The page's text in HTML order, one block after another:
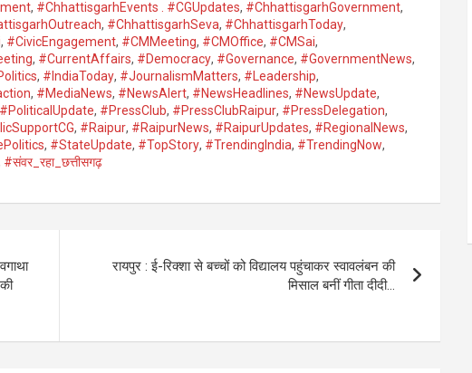
, #ChhattisgarhEvents . #CGUpdates, #ChhattisgarhGovernment,
, #ChhattisgarhSeva, #ChhattisgarhToday,
, #CivicEngagement, #CMMeeting, #CMOffice, #CMSai,
, #CurrentAffairs, #Democracy, #Governance, #GovernmentNews,
, #IndiaToday, #JournalismMatters, #Leadership,
, #MediaNews, #NewsAlert, #NewsHeadlines, #NewsUpdate,
#PoliticalUpdate, #PressClub, #PressClubRaipur, #PressDelegation,
, #Raipur, #RaipurNews, #RaipurUpdates, #RegionalNews,
, #StateUpdate, #TopStory, #TrendingIndia, #TrendingNow,
#संवर_रहा_छत्तीसगढ़
रायपुर : ई-रिक्शा से बच्चों को विद्यालय पहुंचाकर स्वावलंबन की
मिसाल बनीं गीता दीदी…